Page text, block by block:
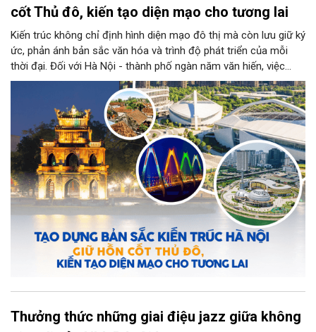
cốt Thủ đô, kiến tạo diện mạo cho tương lai
Kiến trúc không chỉ định hình diện mạo đô thị mà còn lưu giữ ký
ức, phản ánh bản sắc văn hóa và trình độ phát triển của mỗi
thời đại. Đối với Hà Nội - thành phố ngàn năm văn hiến, việc
kiến tạo những công trình mới hài hòa với không gian lịch sử,
đồng thời phát huy vai trò của đội ngũ kiến trúc sư trong bảo
tồn và sáng tạo, là yêu cầu quan trọng để xây dựng Thủ đô
"Văn hiến - Văn minh - Hiện đại", đáp ứng yêu cầu phát triển
trong thời kỳ mới.
Thưởng thức những giai điệu jazz giữa không